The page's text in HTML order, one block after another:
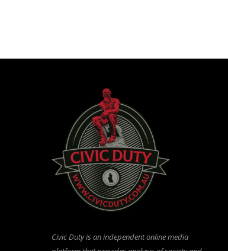
Civic Duty is an independent online media